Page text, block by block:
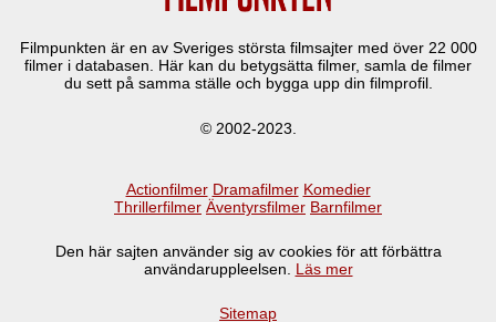
Filmpunkten är en av Sveriges största filmsajter med över 22 000
filmer i databasen. Här kan du betygsätta filmer, samla de filmer
du sett på samma ställe och bygga upp din filmprofil.
© 2002-2023.
Actionfilmer Dramafilmer Komedier
Thrillerfilmer Äventyrsfilmer Barnfilmer
Den här sajten använder sig av cookies för att förbättra
användaruppleelsen. Läs mer
Sitemap